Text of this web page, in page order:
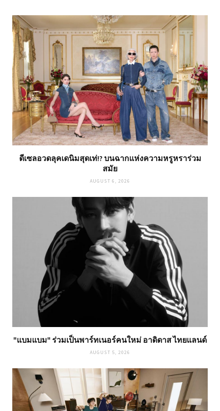
ดีเซลอวดลุคเดนิมสุดเท่!? บนฉากแห่งความหรูหราร่วม
สมัย
AUGUST 6, 2026
"แบมแบม" ร่วมเป็นพาร์ทเนอร์คนใหม่ อาดิดาส ไทยแลนด์
AUGUST 5, 2026